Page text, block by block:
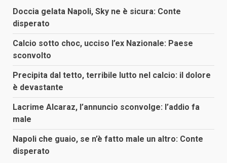
Doccia gelata Napoli, Sky ne è sicura: Conte
disperato
Calcio sotto choc, ucciso l’ex Nazionale: Paese
sconvolto
Precipita dal tetto, terribile lutto nel calcio: il dolore
è devastante
Lacrime Alcaraz, l’annuncio sconvolge: l’addio fa
male
Napoli che guaio, se n’è fatto male un altro: Conte
disperato